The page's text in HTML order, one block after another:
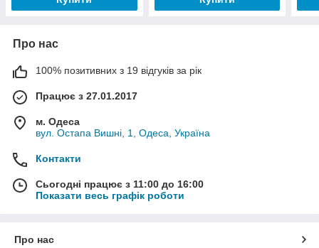
Про нас
100% позитивних з 19 відгуків за рік
Працює з 27.01.2017
м. Одеса
вул. Остапа Вишні, 1, Одеса, Україна
Контакти
Сьогодні працює з 11:00 до 16:00
Показати весь графік роботи
Про нас